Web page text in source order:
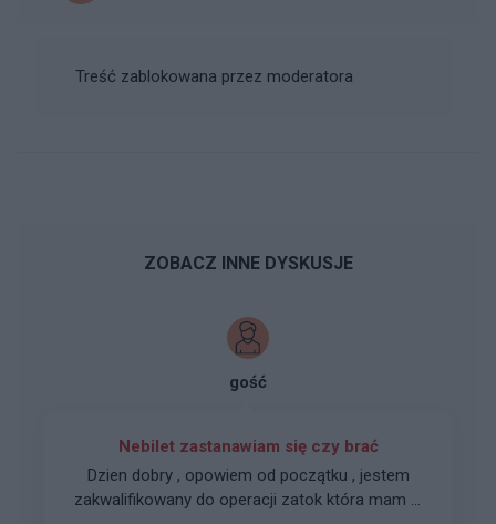
Treść zablokowana przez moderatora
ZOBACZ INNE DYSKUSJE
gość
Nebilet zastanawiam się czy brać
Dzien dobry , opowiem od początku , jestem
zakwalifikowany do operacji zatok która mam w